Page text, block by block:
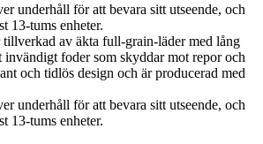
underhåll för att bevara sitt utseende, och
13-tums enheter.
av äkta full-grain-läder med lång
foder som skyddar mot repor och
och tidlös design och är producerad med
underhåll för att bevara sitt utseende, och
13-tums enheter.